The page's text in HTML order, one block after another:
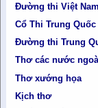
Đường thi Việt Nam
Cổ Thi Trung Quốc
Đường thi Trung
Thơ các nước
Thơ xướng họa
Kịch thơ